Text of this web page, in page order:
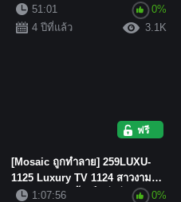
ทะเลาะกับแฟน... อายุ: 20 ...
51:01
0%
4 ปีที่แล้ว
3.1K
ฟรี
[Mosaic ถูกทำลาย] 259LUXU-
1125 Luxury TV 1124 สาวงาม
ปรากฏตัวอีกครั้ง เป็นสิ่งที่ต้...
1:07:56
0%